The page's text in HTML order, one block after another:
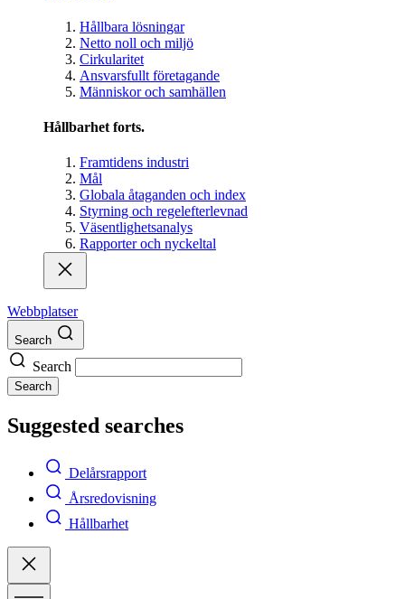
Hållbara lösningar
Netto noll och miljö
Cirkularitet
Ansvarsfullt företagande
Människor och samhällen
Hållbarhet forts.
Framtidens industri
Mål
Globala åtaganden och index
Styrning och regelefterlevnad
Väsentlighetsanalys
Rapporter och nyckeltal
Webbplatser
Search
Search
Search
Suggested searches
Delårsrapport
Årsredovisning
Hållbarhet